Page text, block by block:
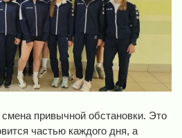
привычной обстановки. Это
частью каждого дня, а